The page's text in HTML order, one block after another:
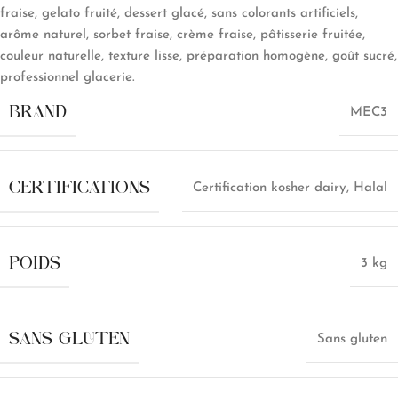
fraise, gelato fruité, dessert glacé, sans colorants artificiels,
arôme naturel, sorbet fraise, crème fraise, pâtisserie fruitée,
couleur naturelle, texture lisse, préparation homogène, goût sucré,
professionnel glacerie.
BRAND MEC3
CERTIFICATIONS Certification kosher dairy, Halal
POIDS 3 kg
SANS GLUTEN Sans gluten